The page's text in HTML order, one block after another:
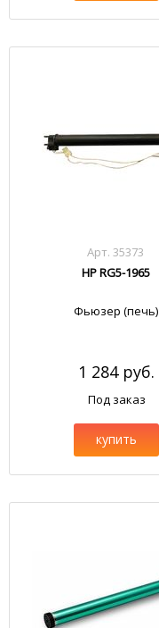
Арт. 35373
HP RG5-1965
Фьюзер (печь)
1 284 руб.
Под заказ
купить